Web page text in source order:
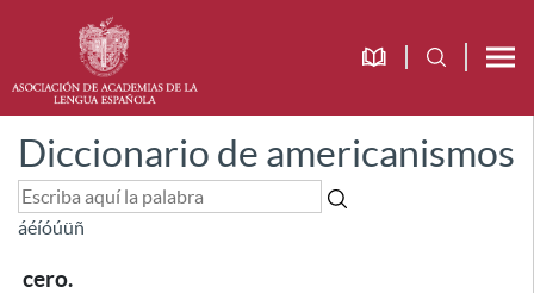
Diccionario de americanismos
áéíóúüñ
cero.